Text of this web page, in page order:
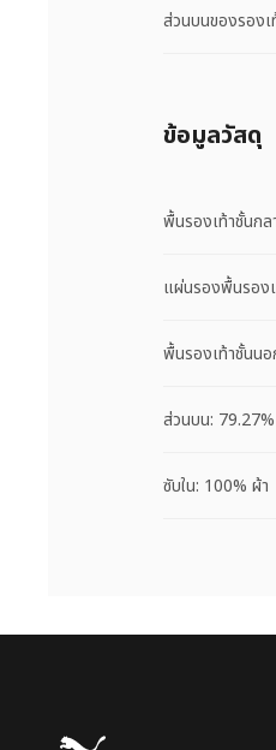
ส่วนบนของรองเ
ข้อมูลวัสดุ
พื้นรองเท้าชั้นกล
แผ่นรองพื้นรอง
พื้นรองเท้าชั้นน
ส่วนบน:
ซับใน: 100% ผ้า
Puma โฮม